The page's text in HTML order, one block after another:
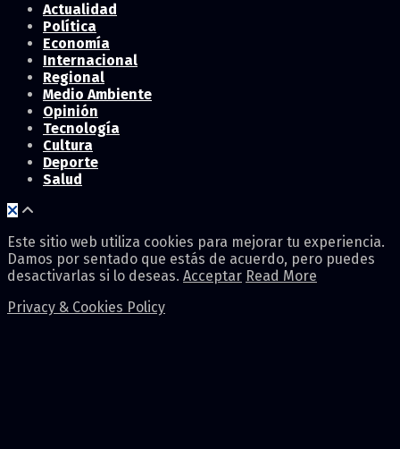
Actualidad
Política
Economía
Internacional
Regional
Medio Ambiente
Opinión
Tecnología
Cultura
Deporte
Salud
Este sitio web utiliza cookies para mejorar tu experiencia.
Damos por sentado que estás de acuerdo, pero puedes
desactivarlas si lo deseas. Acceptar Read More
Privacy & Cookies Policy